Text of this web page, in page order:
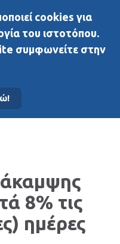
8% τις
ημέρες
cookies για
του ιστοτόπου.
συμφωνείτε στην